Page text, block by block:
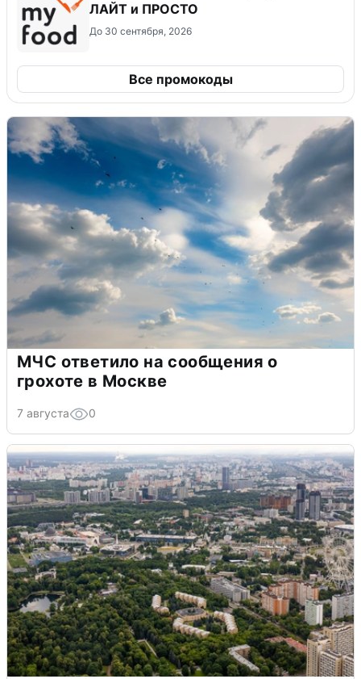
ЛАЙТ и ПРОСТО
До 30 сентября, 2026
Все промокоды
МЧС ответило на сообщения о
грохоте в Москве
7 августа 0